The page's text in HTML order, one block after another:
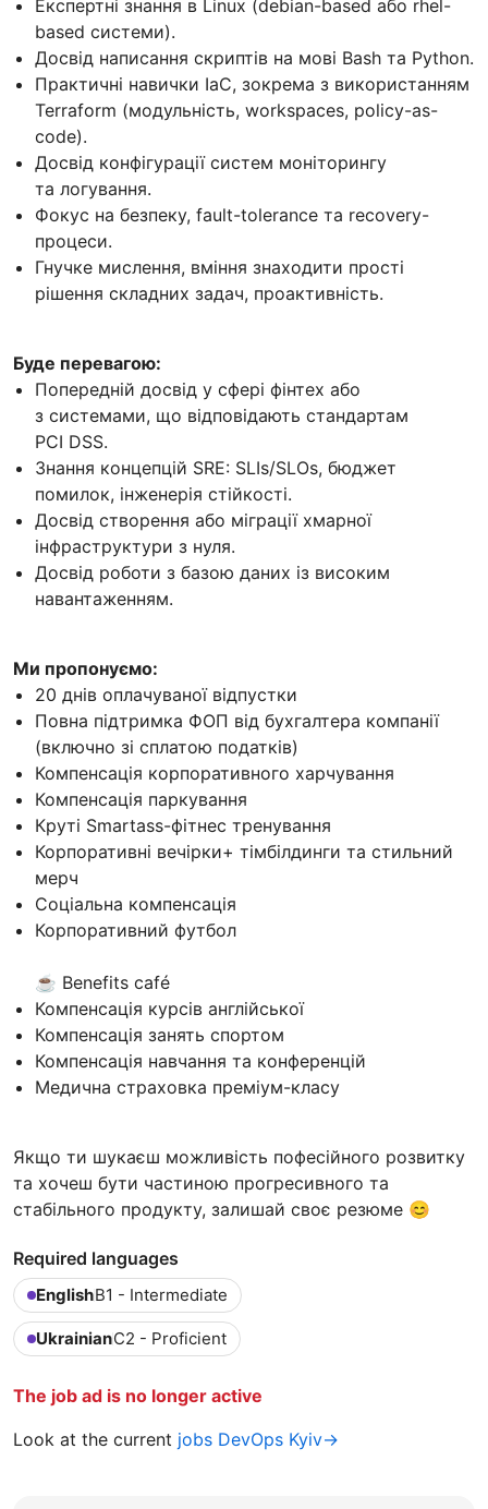
Експертні знання в Linux (debian-based або rhel-
based системи).
Досвід написання скриптів на мові Bash та Python.
Практичні навички IaC, зокрема з використанням
Terraform (модульність, workspaces, policy-as-
code).
Досвід конфігурації систем моніторингу
та логування.
Фокус на безпеку, fault-tolerance та recovery-
процеси.
Гнучке мислення, вміння знаходити прості
рішення складних задач, проактивність.
Буде перевагою:
Попередній досвід у сфері фінтех або
з системами, що відповідають стандартам
PCI DSS.
Знання концепцій SRE: SLIs/SLOs, бюджет
помилок, інженерія стійкості.
Досвід створення або міграції хмарної
інфраструктури з нуля.
Досвід роботи з базою даних із високим
навантаженням.
Ми пропонуємо:
20 днів оплачуваної відпустки
Повна підтримка ФОП від бухгалтера компанії
(включно зі сплатою податків)
Компенсація корпоративного харчування
Компенсація паркування
Круті Smartass-фітнес тренування
Корпоративні вечірки+ тімбілдинги та стильний
мерч
Соціальна компенсація
Корпоративний футбол
☕ Benefits café
Компенсація курсів англійської
Компенсація занять спортом
Компенсація навчання та конференцій
Медична страховка преміум-класу
Якщо ти шукаєш можливість пофесійного розвитку
та хочеш бути частиною прогресивного та
стабільного продукту, залишай своє резюме 😊
Required languages
EnglishB1 - Intermediate
UkrainianC2 - Proficient
The job ad is no longer active
Look at the current jobs DevOps Kyiv→